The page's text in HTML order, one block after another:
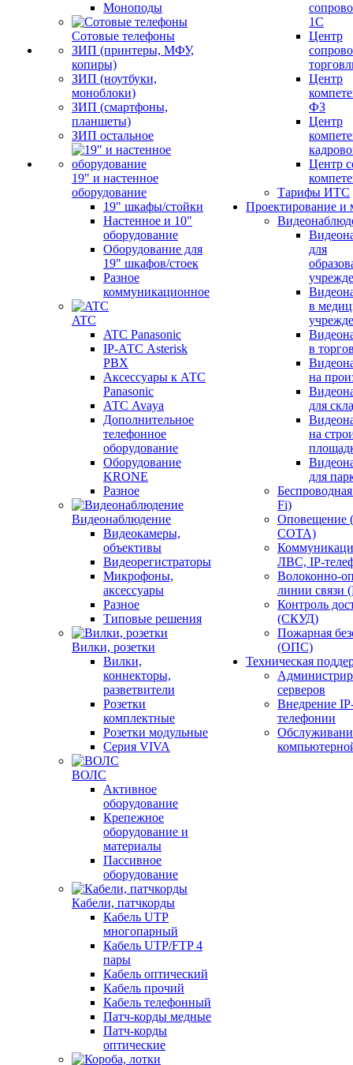
Моноподы
Сотовые телефоны
ЗИП (принтеры, МФУ,
копиры)
ЗИП (ноутбуки,
моноблоки)
ЗИП (смартфоны,
планшеты)
ЗИП остальное
19" и настенное
оборудование
19" шкафы/стойки
Настенное и 10"
оборудование
Оборудование для
19" шкафов/стоек
Разное
коммуникационное
ATC
ATC Panasonic
IP-АТС Asterisk
PBX
Аксессуары к АТС
Panasonic
АТС Avaya
Дополнительное
телефонное
оборудование
Оборудование
KRONE
Разное
Видеонаблюдение
Видеокамеры,
объективы
Видеорегистраторы
Микрофоны,
аксессуары
Разное
Типовые решения
Вилки, розетки
Вилки,
коннекторы,
разветвители
Розетки
комплектные
Розетки модульные
Серия VIVA
ВОЛС
Активное
оборудование
Крепежное
оборудование и
материалы
Пассивное
оборудование
Кабели, патчкорды
Кабель UTP
многопарный
Кабель UTP/FTP 4
пары
Кабель оптический
Кабель прочий
Кабель телефонный
Патч-корды медные
Патч-корды
оптические
1С
Центр
Центр
ФЗ
Центр
Центр
Тарифы ИТС
Проектирование и
для
в
в
на
для
на
для
Fi)
СОТА)
ЛВС, IP-
Волоконно-
линии
Контроль
(СКУД)
Пожарная
(ОПС)
Техническая
серверов
Внедрение
телефонии